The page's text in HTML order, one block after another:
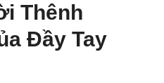
Thênh
Đầy Tay